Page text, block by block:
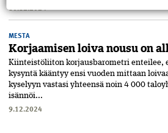
10.12.2024
MESTA
Korjaamisen loiva nousu on
Kiinteistöliiton korjausbarometri enteilee,
kysyntä kääntyy ensi vuoden mittaan
kyselyyn vastasi yhteensä noin 4 000
isännöi...
9.12.2024